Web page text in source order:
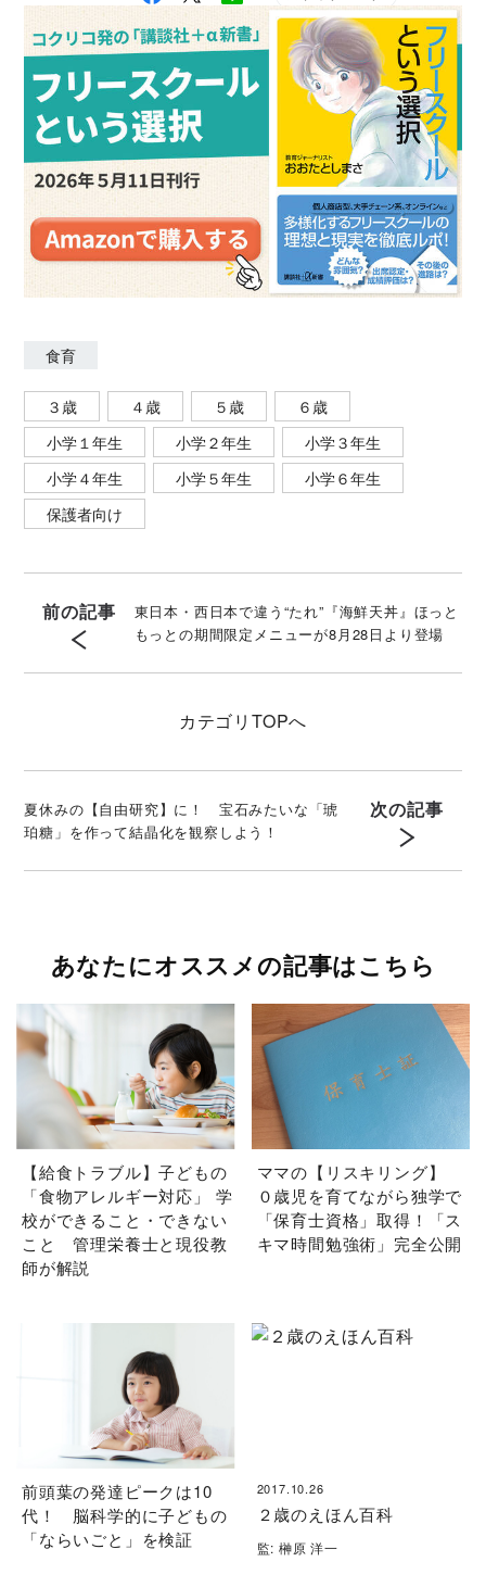
食育
３歳 ４歳 ５歳
６歳
小学１年生
小学２年生
小学３年生
小学４年生
小学５年生
小学６年生
保護者向け
前の記事
東日本・西日本で違う“たれ”『海鮮天丼』ほっと
もっとの期間限定メニューが8月28日より登場
カテゴリ TOPへ
夏休みの【自由研究】に！ 宝石みたいな「琥
珀糖」を作って結晶化を観察しよう！
次の記事
あなたにオススメの記事はこちら
【給食トラブル】子どもの
「食物アレルギー対応」 学
校ができること・できない
こと 管理栄養士と現役教
師が解説
ママの【リスキリング】
０歳児を育てながら独学で
「保育士資格」取得！「ス
キマ時間勉強術」完全公開
前頭葉の発達ピークは10
代！ 脳科学的に子どもの
「ならいごと」を検証
2017.10.26
２歳のえほん百科
監: 榊原 洋一